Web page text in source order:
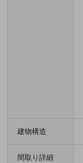
建物構造
間取り詳細